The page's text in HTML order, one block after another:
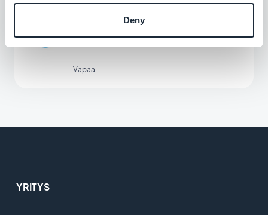
Deny
Sendinblue
Automatisoi markkinointitoimet
Vapaa
YRITYS